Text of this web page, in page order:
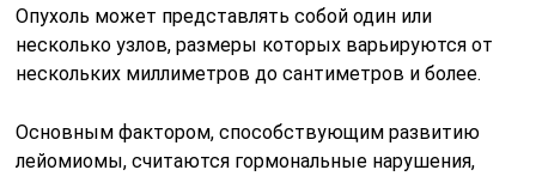
Опухоль может представлять собой один или
несколько узлов, размеры которых варьируются от
нескольких миллиметров до сантиметров и более.
Основным фактором, способствующим развитию
лейомиомы, считаются гормональные нарушения,